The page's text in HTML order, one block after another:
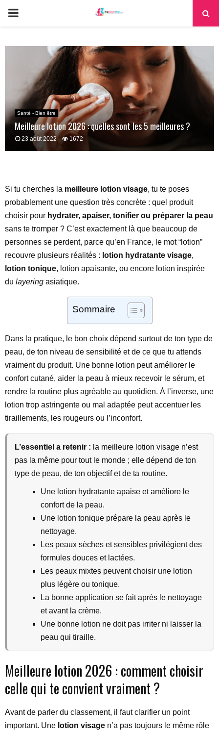
PRIMARY
Santé - Bien être
Meilleure lotion 2026 : quelles sont les 5 meilleures ?
23 août 2022 1672
Si tu cherches la meilleure lotion visage, tu te poses
probablement une question très concrète : quel produit
choisir pour hydrater, apaiser, tonifier ou préparer la peau
sans te tromper ? C’est exactement là que beaucoup de
personnes se perdent, parce qu’en France, le mot “lotion”
recouvre plusieurs réalités : lotion hydratante visage,
lotion tonique, lotion apaisante, ou encore lotion inspirée
du layering asiatique.
Sommaire
Dans la pratique, le bon choix dépend surtout de ton type de
peau, de ton niveau de sensibilité et de ce que tu attends
vraiment du produit. Une bonne lotion peut améliorer le
confort cutané, aider la peau à mieux recevoir le sérum, et
rendre la routine plus agréable au quotidien. À l’inverse, une
lotion trop astringente ou mal adaptée peut accentuer les
tiraillements, les rougeurs ou l’inconfort.
L’essentiel a retenir : la meilleure lotion visage n’est
pas la même pour tout le monde ; elle dépend de ton
type de peau, de ton objectif et de ta routine.
Une lotion hydratante apaise et améliore le
confort de la peau.
Une lotion tonique prépare la peau après le
nettoyage.
Les peaux sèches et sensibles privilégient des
formules douces et lactées.
Les peaux mixtes peuvent choisir une lotion
plus légère ou tonique.
La bonne application se fait après le nettoyage
et avant la crème.
Une bonne lotion ne doit pas irriter ni laisser la
peau qui tiraille.
Meilleure lotion 2026 : comment choisir
celle qui te convient vraiment ?
Avant de parler du classement, il faut clarifier un point
important. Une lotion visage n’a pas toujours le même rôle